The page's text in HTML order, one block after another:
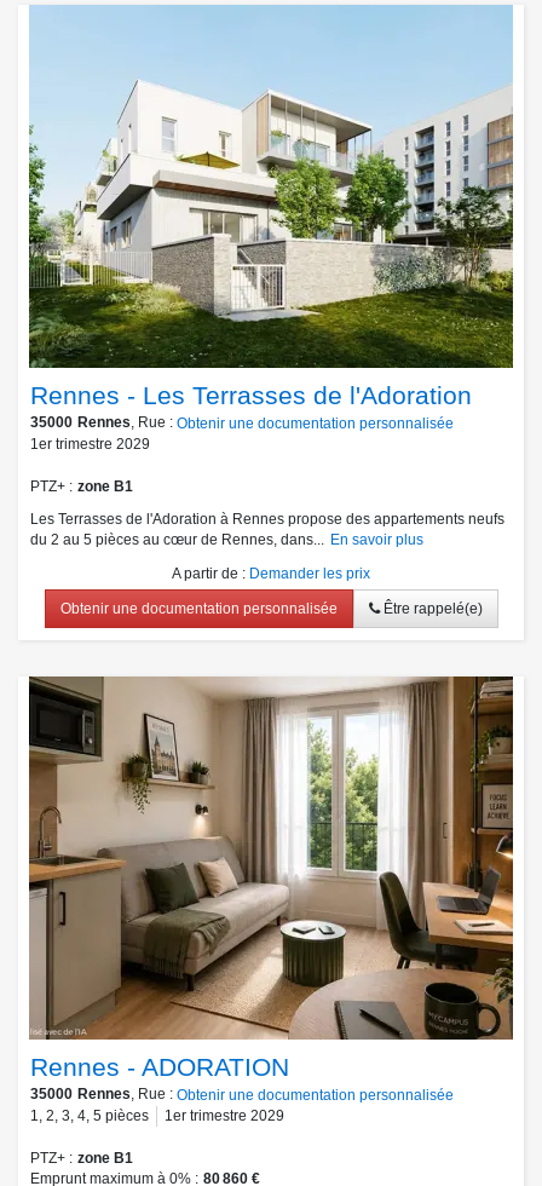
Rennes - Les Terrasses de l'Adoration
35000 Rennes, Rue : Obtenir une documentation personnalisée
1er trimestre 2029
PTZ+
zone B1
Les Terrasses de l'Adoration à Rennes propose des appartements neufs
du 2 au 5 pièces au cœur de Rennes, dans... En savoir plus
A partir de : Demander les prix
Obtenir une documentation personnalisée Être rappelé(e)
Rennes - ADORATION
35000 Rennes, Rue : Obtenir une documentation personnalisée
1, 2, 3, 4, 5 pièces 1er trimestre 2029
PTZ+
zone B1
Emprunt maximum à 0%
80 860 €